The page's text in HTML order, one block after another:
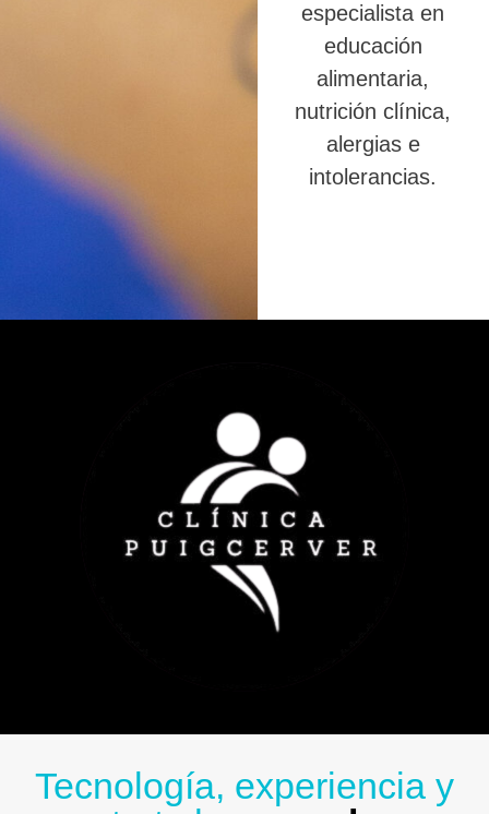
especialista en
educación
alimentaria,
nutrición clínica,
alergias e
intolerancias.
Tecnología, experiencia y